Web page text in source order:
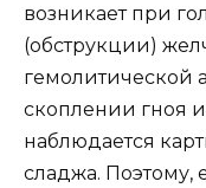
возникает при
(обструкции)
гемолитической
скоплении гноя
наблюдается
сладжа. Поэтому,